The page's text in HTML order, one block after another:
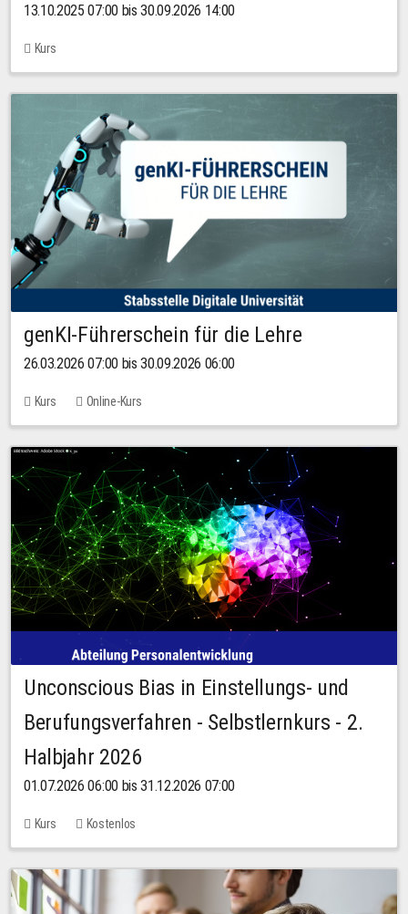
13.10.2025 07:00 bis 30.09.2026 14:00
Kurs
genKI-Führerschein für die Lehre
26.03.2026 07:00 bis 30.09.2026 06:00
Kurs Online-Kurs
Unconscious Bias in Einstellungs- und
Berufungsverfahren - Selbstlernkurs - 2.
Halbjahr 2026
01.07.2026 06:00 bis 31.12.2026 07:00
Kurs Kostenlos